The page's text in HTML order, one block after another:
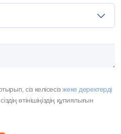
сіз келісесізжеке деректерді
өтінішіңіздің құпиялығын